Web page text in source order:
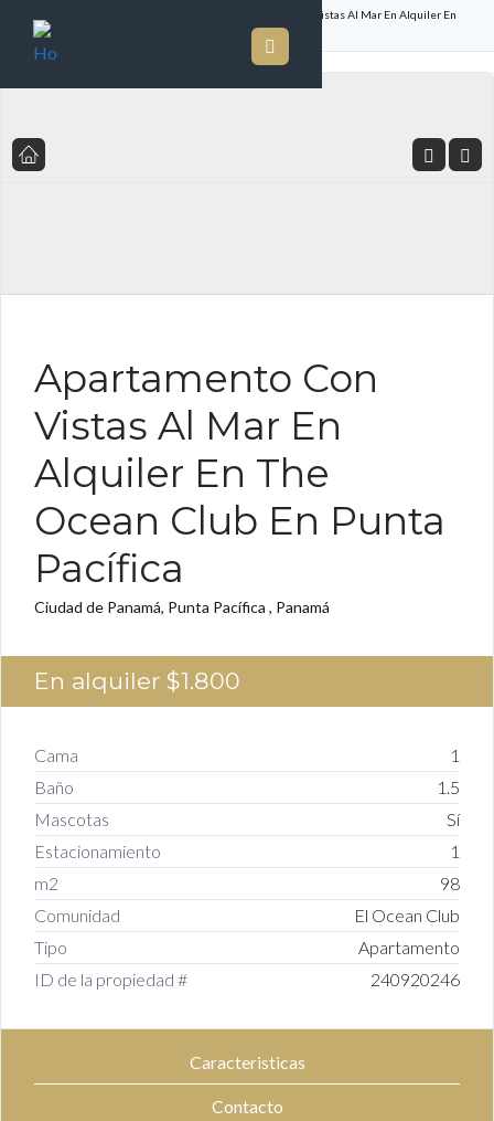
Apartamento Con Vistas Al Mar En Alquiler En
The Ocean Club En Punta Pacífica
Apartamento Con
Vistas Al Mar En
Alquiler En The
Ocean Club En Punta
Pacífica
Ciudad de Panamá, Punta Pacífica , Panamá
En alquiler $1.800
Cama
1
Baño
1.5
Mascotas
Sí
Estacionamiento
1
m2
98
Comunidad
El Ocean Club
Tipo
Apartamento
ID de la propiedad #
240920246
Caracteristicas
Contacto